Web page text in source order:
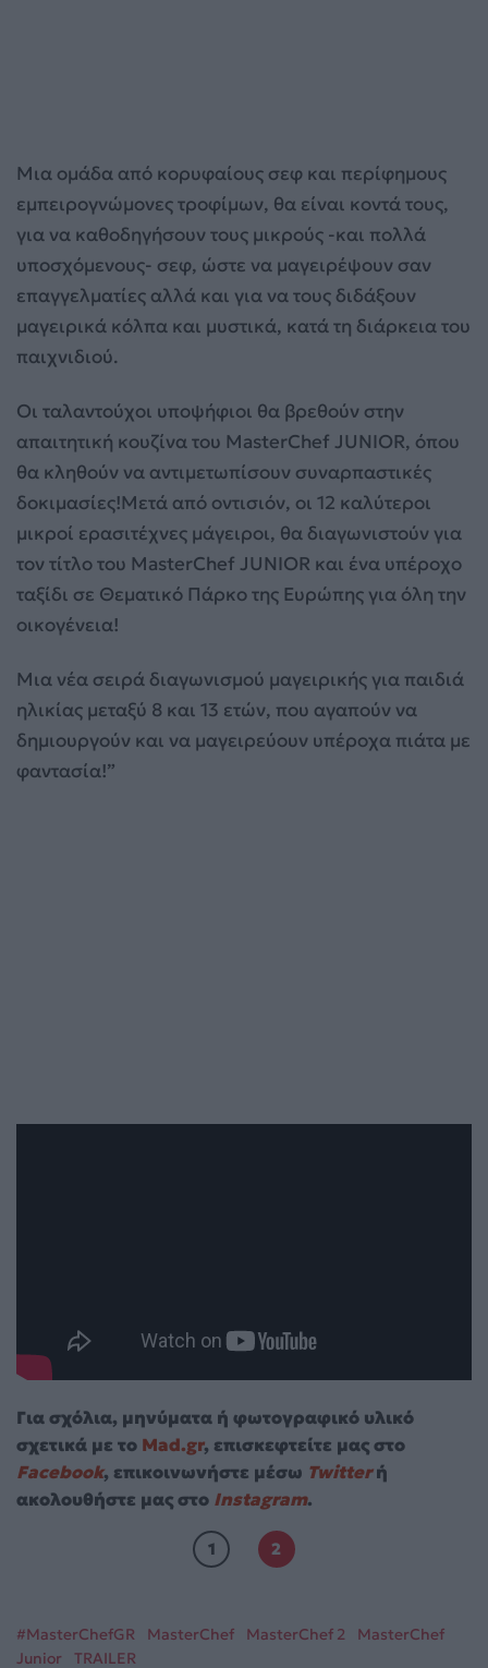
Μια ομάδα από κορυφαίους σεφ και περίφημους
εμπειρογνώμονες τροφίμων, θα είναι κοντά τους,
για να καθοδηγήσουν τους μικρούς -και πολλά
υποσχόμενους- σεφ, ώστε να μαγειρέψουν σαν
επαγγελματίες αλλά και για να τους διδάξουν
μαγειρικά κόλπα και μυστικά, κατά τη διάρκεια του
παιχνιδιού.
Οι ταλαντούχοι υποψήφιοι θα βρεθούν στην
απαιτητική κουζίνα του MasterChef JUNIOR, όπου
θα κληθούν να αντιμετωπίσουν συναρπαστικές
δοκιμασίες!Μετά από οντισιόν, οι 12 καλύτεροι
μικροί ερασιτέχνες μάγειροι, θα διαγωνιστούν για
τον τίτλο του MasterChef JUNIOR και ένα υπέροχο
ταξίδι σε Θεματικό Πάρκο της Ευρώπης για όλη την
οικογένεια!
Μια νέα σειρά διαγωνισμού μαγειρικής για παιδιά
ηλικίας μεταξύ 8 και 13 ετών, που αγαπούν να
δημιουργούν και να μαγειρεύουν υπέροχα πιάτα με
φαντασία!”
Για σχόλια, μηνύματα ή φωτογραφικό υλικό
σχετικά με το Mad.gr, επισκεφτείτε μας στο
Facebook, επικοινωνήστε μέσω Twitterή
ακολουθήστε μας στο Instagram.
1 2
#MasterChefGR MasterChef MasterChef 2
MasterChef
Junior
TRAILER